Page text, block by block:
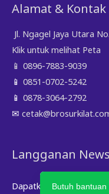
Alamat & Kontak
Jl. Ngagel Jaya Utara
Klik untuk melihat Peta
📱 0896-7883-9039
📱 0851-0702-5242
📱 0878-3064-2792
✉
Langganan
Dapatkan informasi
Butuh